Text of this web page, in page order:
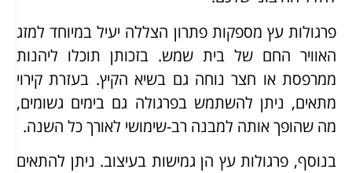
פרגולות עץ מספקות פתרון הצללה יעיל במיוחד למזג
האוויר החם של בית שמש. בזכותן תוכלו ליהנות
ממרפסת או חצר נוחה גם בשיא הקיץ. בעזרת קירוי
מתאים, ניתן להשתמש בפרגולה גם בימים גשומים,
מה שהופך אותה למבנה רב-שימושי לאורך כל השנה.
בנוסף, פרגולות עץ הן גמישות בעיצוב. ניתן להתאים